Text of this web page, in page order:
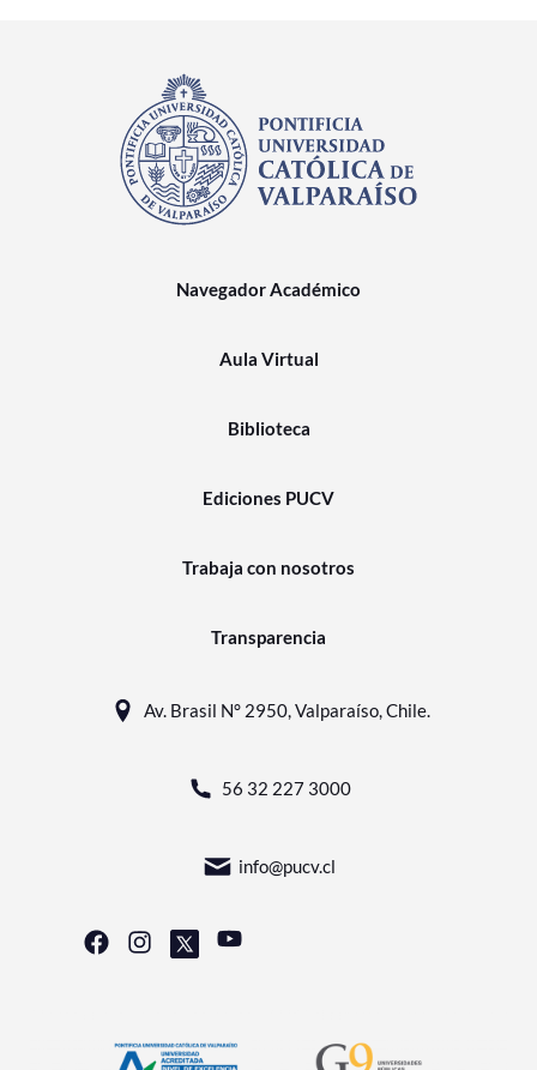
Navegador Académico
Aula Virtual
Biblioteca
Ediciones PUCV
Trabaja con nosotros
Transparencia
Av. Brasil N° 2950, Valparaíso, Chile.
56 32 227 3000
info@pucv.cl